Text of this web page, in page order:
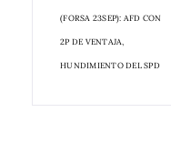
(FORSA 23SEP): AFD CON
2P DE VENTAJA,
HUNDIMIENTO DEL SPD